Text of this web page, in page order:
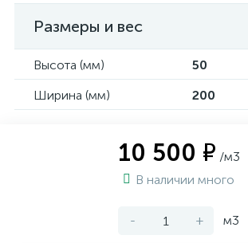
Размеры и вес
Высота (мм)
50
Ширина (мм)
200
10 500 ₽ /м3
В наличии много
- + м3